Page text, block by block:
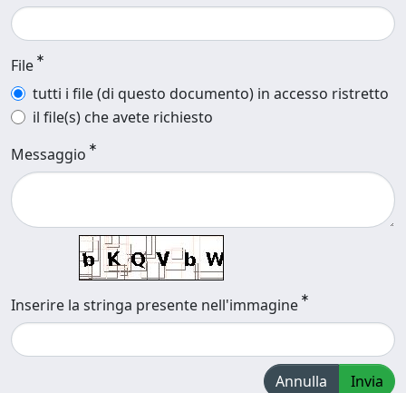
File
tutti i file (di questo documento) in accesso ristretto
il file(s) che avete richiesto
Messaggio
Inserire la stringa presente nell'immagine
Annulla Invia